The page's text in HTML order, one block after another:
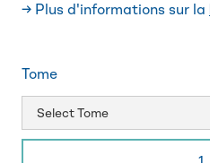
→ Plus d'informations sur la
Tome